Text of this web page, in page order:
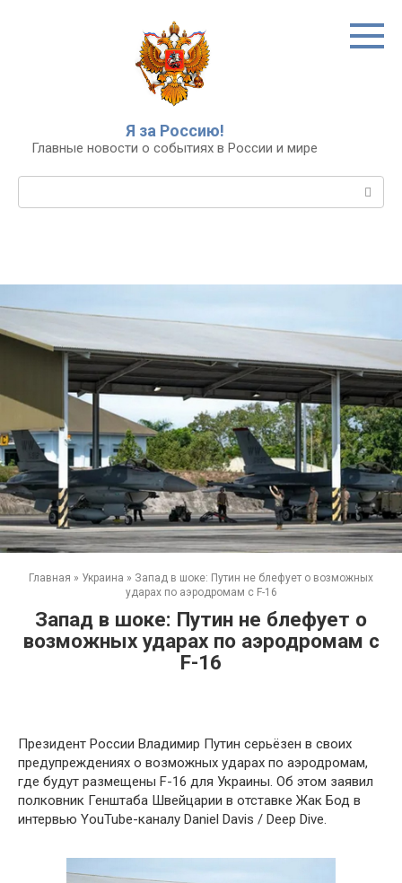
Я за Россию!
Главные новости о событиях в России и мире
Главная » Украина » Запад в шоке: Путин не блефует о возможных
ударах по аэродромам с F-16
Запад в шоке: Путин не блефует о
возможных ударах по аэродромам с
F-16
Президент России Владимир Путин серьёзен в своих
предупреждениях о возможных ударах по аэродромам,
где будут размещены F-16 для Украины. Об этом заявил
полковник Генштаба Швейцарии в отставке Жак Бод в
интервью YouTube-каналу Daniel Davis / Deep Dive.